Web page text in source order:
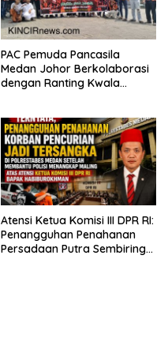
PAC Pemuda Pancasila
Medan Johor Berkolaborasi
dengan Ranting Kwala
Jemaah dan Pengguna Jalan
Atensi Ketua Komisi III DPR RI:
Penangguhan Penahanan
Persadaan Putra Sembiring